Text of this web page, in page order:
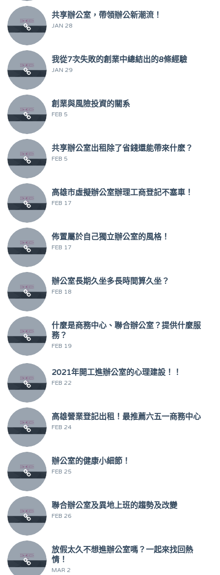
共享辦公室，帶領辦公新潮流！
JAN 28
我從7次失敗的創業中總結出的8條經驗
JAN 29
創業與風險投資的關系
FEB 5
共享辦公室出租除了省錢還能帶來什麽？
FEB 5
高雄市虛擬辦公室辦理工商登記不塞車！
FEB 17
佈置屬於自己獨立辦公室的風格！
FEB 17
辦公室長期久坐多長時間算久坐？
FEB 18
什麼是商務中心、聯合辦公室？提供什麼服
務？
FEB 19
2021年開工進辦公室的心理建設！！
FEB 22
高雄營業登記出租！最推薦六五一商務中心
FEB 24
辦公室的健康小細節！
FEB 25
聯合辦公室及異地上班的趨勢及改變
FEB 26
放假太久不想進辦公室嗎？一起來找回熱
情！
MAR 2